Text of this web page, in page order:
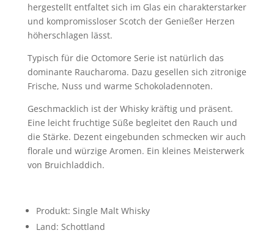
hergestellt entfaltet sich im Glas ein charakterstarker
und kompromissloser Scotch der Genießer Herzen
höherschlagen lässt.
Typisch für die Octomore Serie ist natürlich das
dominante Raucharoma. Dazu gesellen sich zitronige
Frische, Nuss und warme Schokoladennoten.
Geschmacklich ist der Whisky kräftig und präsent.
Eine leicht fruchtige Süße begleitet den Rauch und
die Stärke. Dezent eingebunden schmecken wir auch
florale und würzige Aromen. Ein kleines Meisterwerk
von Bruichladdich.
Produkt: Single Malt Whisky
Land: Schottland